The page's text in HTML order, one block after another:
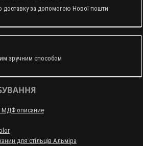
за допомогою Нової пошти
зручним способом
описание
для стільців Альміра